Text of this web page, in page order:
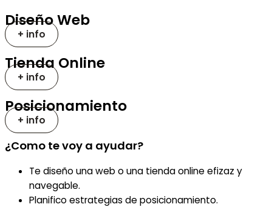
Diseño Web
+ info
Tienda Online
+ info
Posicionamiento
+ info
¿Como te voy a ayudar?
Te diseño una web o una tienda online efizaz y
navegable.
Planifico estrategias de posicionamiento.